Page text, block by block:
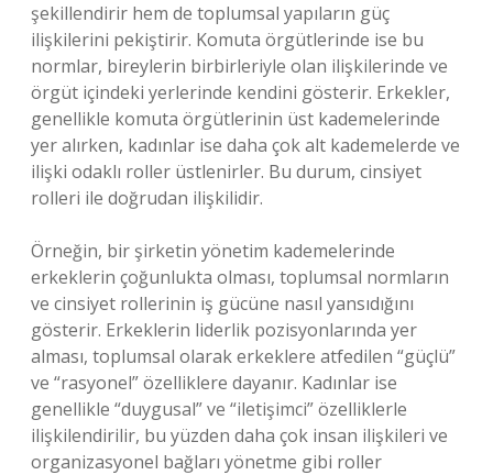
şekillendirir hem de toplumsal yapıların güç
ilişkilerini pekiştirir. Komuta örgütlerinde ise bu
normlar, bireylerin birbirleriyle olan ilişkilerinde ve
örgüt içindeki yerlerinde kendini gösterir. Erkekler,
genellikle komuta örgütlerinin üst kademelerinde
yer alırken, kadınlar ise daha çok alt kademelerde ve
ilişki odaklı roller üstlenirler. Bu durum, cinsiyet
rolleri ile doğrudan ilişkilidir.
Örneğin, bir şirketin yönetim kademelerinde
erkeklerin çoğunlukta olması, toplumsal normların
ve cinsiyet rollerinin iş gücüne nasıl yansıdığını
gösterir. Erkeklerin liderlik pozisyonlarında yer
alması, toplumsal olarak erkeklere atfedilen “güçlü”
ve “rasyonel” özelliklere dayanır. Kadınlar ise
genellikle “duygusal” ve “iletişimci” özelliklerle
ilişkilendirilir, bu yüzden daha çok insan ilişkileri ve
organizasyonel bağları yönetme gibi roller